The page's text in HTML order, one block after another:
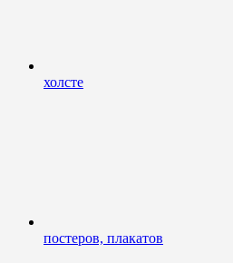
холсте
постеров, плакатов